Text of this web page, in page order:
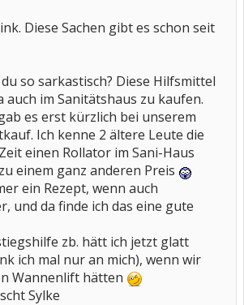
Diese Sachen gibt es schon seit
so sarkastisch? Diese Hilfsmittel
auch im Sanitätshaus zu kaufen.
es erst kürzlich bei unserem
Ich kenne 2 ältere Leute die
einen Rollator im Sani-Haus
einem ganz anderen Preis
ein Rezept, wenn auch
und da finde ich das eine gute
zb. hätt ich jetzt glatt
ich mal nur an mich), wenn wir
Wannenlift hätten
Sylke